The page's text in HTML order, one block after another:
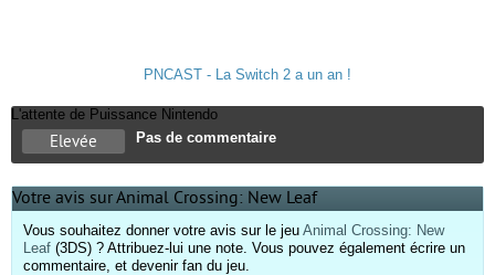
PNCAST - La Switch 2 a un an !
L'attente de Puissance Nintendo
Elevée Pas de commentaire
Votre avis sur Animal Crossing: New Leaf
Vous souhaitez donner votre avis sur le jeu Animal Crossing: New
Leaf (3DS) ? Attribuez-lui une note. Vous pouvez également écrire un
commentaire, et devenir fan du jeu.